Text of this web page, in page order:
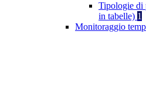
Tipologie di
in tabelle) 1
Monitoraggio